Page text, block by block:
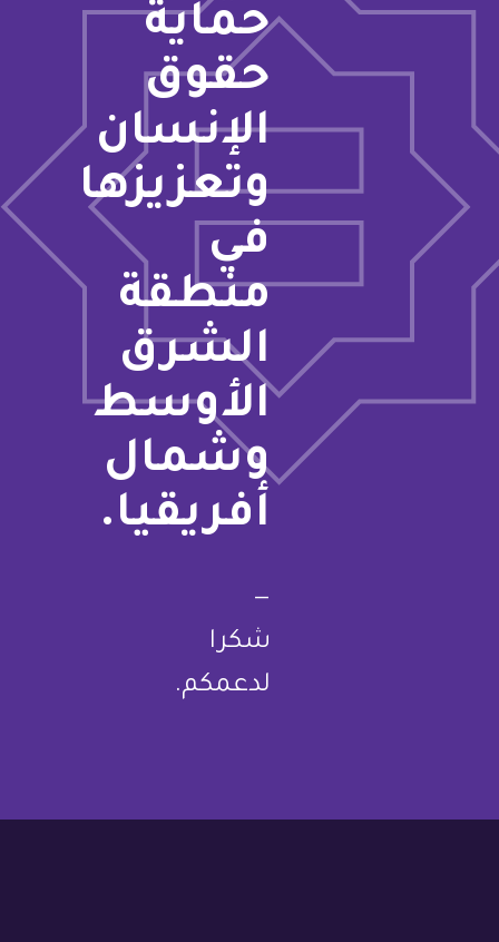
حماية
حقوق
الإنسان
وتعزيزها
في
منطقة
الشرق
الأوسط
وشمال
أفريقيا.
—
شكرا
لدعمكم.